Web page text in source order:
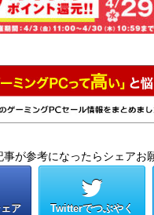
事が参考になったらシェアお
ア Twitterでつぶやく